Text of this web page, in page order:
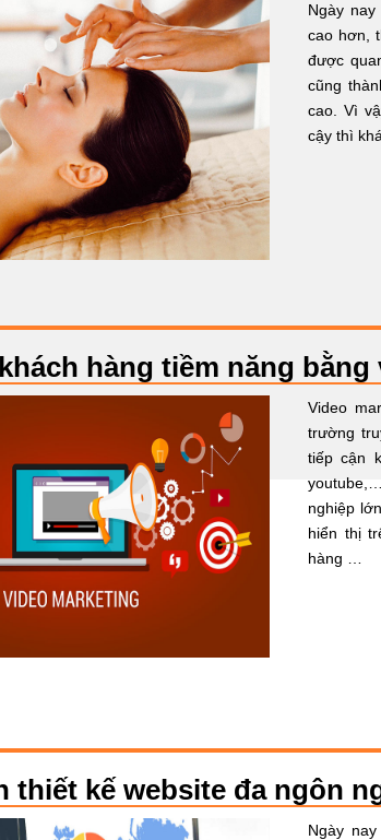
Ngày
cao hơn,
được
cũng
cao. Vì
cậy thì
hàng tiềm năng
Video
trường
tiếp cận
nghiệp
hiển thị
hàng …
thiết kế website đa ngôn
Ngày